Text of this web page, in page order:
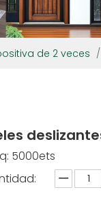
de 2 veces /
5000ets